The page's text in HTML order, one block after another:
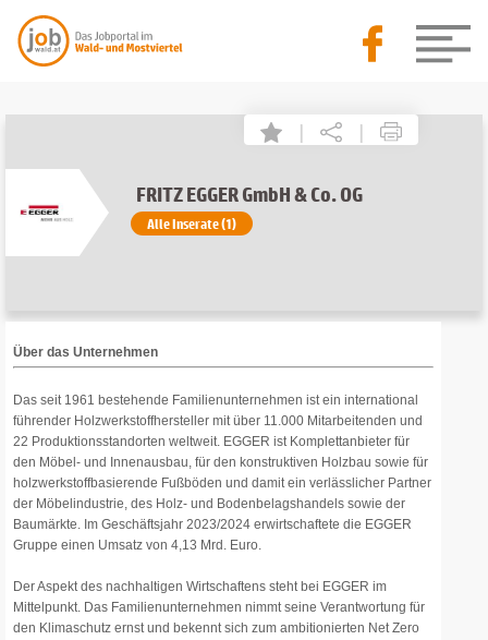
| |
FRITZ EGGER GmbH & Co. OG
Alle Inserate (1)
Über das Unternehmen
Das seit 1961 bestehende Familienunternehmen ist ein international
führender Holzwerkstoffhersteller mit über 11.000 Mitarbeitenden und
22 Produktionsstandorten weltweit. EGGER ist Komplettanbieter für
den Möbel- und Innenausbau, für den konstruktiven Holzbau sowie für
holzwerkstoffbasierende Fußböden und damit ein verlässlicher Partner
der Möbelindustrie, des Holz- und Bodenbelagshandels sowie der
Baumärkte. Im Geschäftsjahr 2023/2024 erwirtschaftete die EGGER
Gruppe einen Umsatz von 4,13 Mrd. Euro.
Der Aspekt des nachhaltigen Wirtschaftens steht bei EGGER im
Mittelpunkt. Das Familienunternehmen nimmt seine Verantwortung für
den Klimaschutz ernst und bekennt sich zum ambitionierten Net Zero